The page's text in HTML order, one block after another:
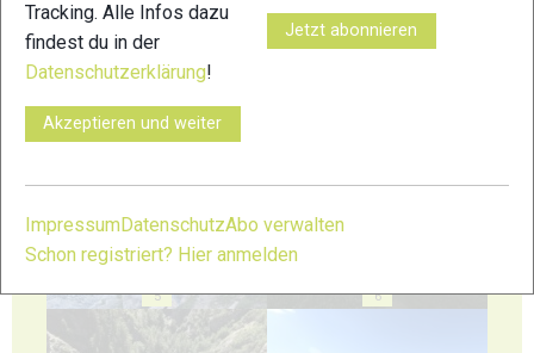
3
5 6
Tracking. Alle Infos dazu
findest du in der
Datenschutzerklärung!
Akzeptieren und weiter
Jetzt abonnieren
Impressum DatenschutzAbo verwalten
Schon registriert? Hier anmelden